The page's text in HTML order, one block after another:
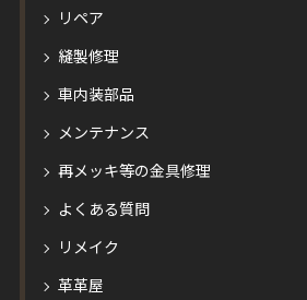
リペア
縫製修理
車内装部品
メンテナンス
再メッキ等の金具修理
よくある質問
リメイク
革革屋